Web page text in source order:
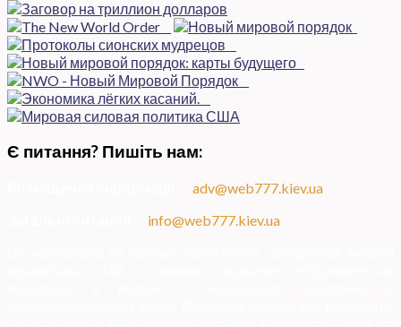
Є питання? Пишіть нам:
adv@web777.kiev.ua
info@web777.kiev.ua